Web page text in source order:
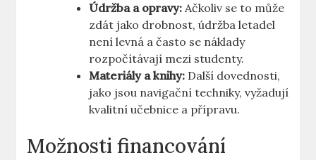
Údržba a opravy: Ačkoliv se to může
zdát jako drobnost, údržba letadel
není levná a často se náklady
⁢rozpočítávají mezi studenty.
Materiály‍ a knihy: Další ‍dovednosti,
jako jsou⁢ navigační techniky, vyžadují
kvalitní⁤ učebnice a přípravu.
Možnosti financování